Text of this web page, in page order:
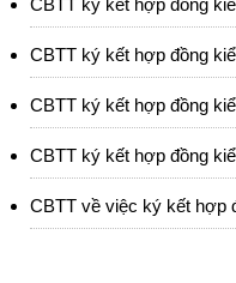
CBTT ký kết hợp đồng
CBTT ký kết hợp đồng
CBTT ký kết hợp đồng
CBTT ký kết hợp đồng
CBTT về việc ký kết hợp